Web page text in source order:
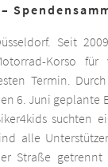
–
Seit
Korso
Termin.
6. Juni geplante
suchten
alle
Straße